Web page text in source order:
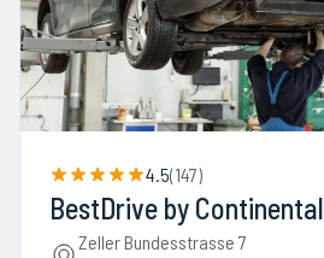
4.5(147)
BestDrive by Continental
Zeller Bundesstrasse 7